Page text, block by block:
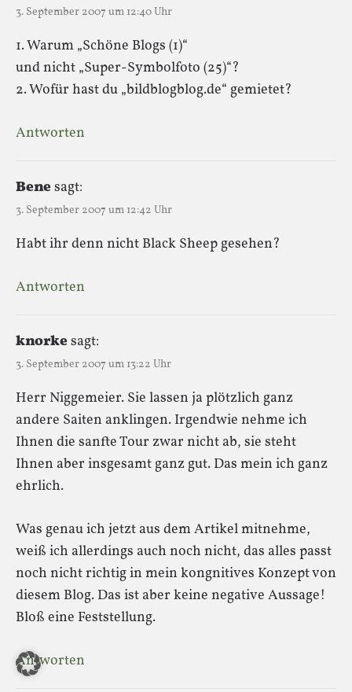
3. September 2007 um 12:40 Uhr
1. Warum „Schöne Blogs (1)“
und nicht „Super-Symbolfoto (25)“?
2. Wofür hast du „bildblogblog.de“ gemietet?
Antworten
Benesagt:
3. September 2007 um 12:42 Uhr
Habt ihr denn nicht Black Sheep gesehen?
Antworten
knorkesagt:
3. September 2007 um 13:22 Uhr
Herr Niggemeier. Sie lassen ja plötzlich ganz
andere Saiten anklingen. Irgendwie nehme ich
Ihnen die sanfte Tour zwar nicht ab, sie steht
Ihnen aber insgesamt ganz gut. Das mein ich ganz
ehrlich.
Was genau ich jetzt aus dem Artikel mitnehme,
weiß ich allerdings auch noch nicht, das alles passt
noch nicht richtig in mein kongnitives Konzept von
diesem Blog. Das ist aber keine negative Aussage!
Bloß eine Feststellung.
Antworten